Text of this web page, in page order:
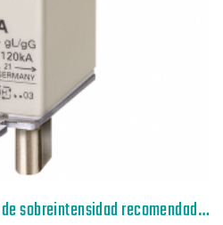
Dispositivos de protección de sobreintensidad recomendados p. lado red